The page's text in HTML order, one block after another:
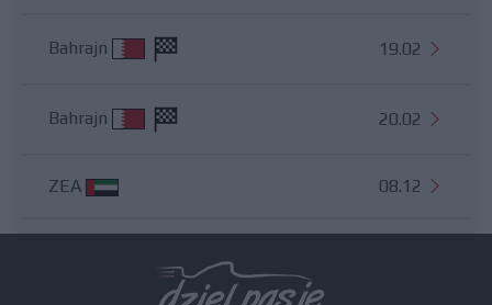
Bahrajn 19.02
Bahrajn 20.02
ZEA 08.12